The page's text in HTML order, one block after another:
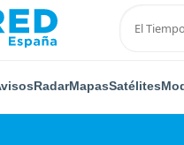
RadarMapasSatélites